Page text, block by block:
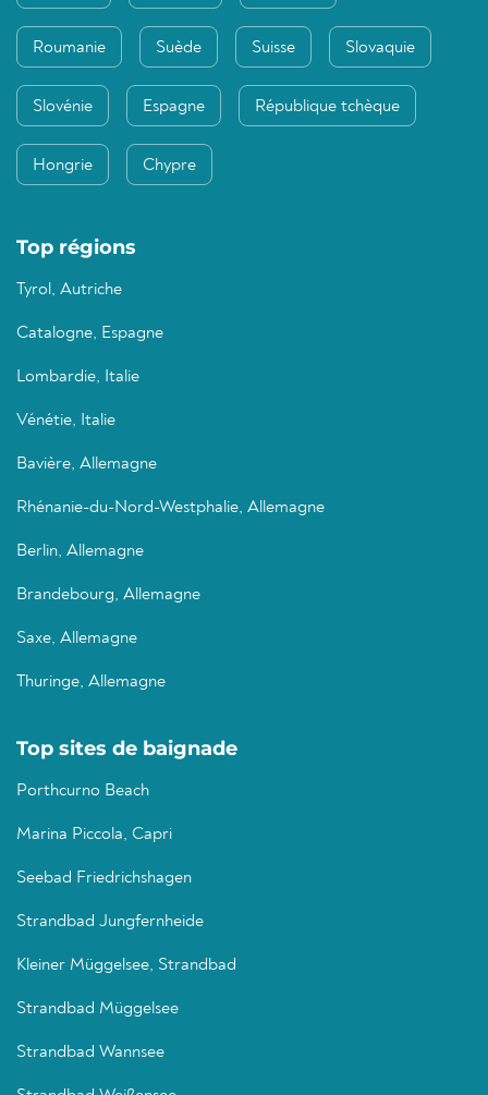
Roumanie Suède Suisse Slovaquie
Slovénie Espagne République tchèque
Hongrie Chypre
Top régions
Tyrol, Autriche
Catalogne, Espagne
Lombardie, Italie
Vénétie, Italie
Bavière, Allemagne
Rhénanie-du-Nord-Westphalie, Allemagne
Berlin, Allemagne
Brandebourg, Allemagne
Saxe, Allemagne
Thuringe, Allemagne
Top sites de baignade
Porthcurno Beach
Marina Piccola, Capri
Seebad Friedrichshagen
Strandbad Jungfernheide
Kleiner Müggelsee, Strandbad
Strandbad Müggelsee
Strandbad Wannsee